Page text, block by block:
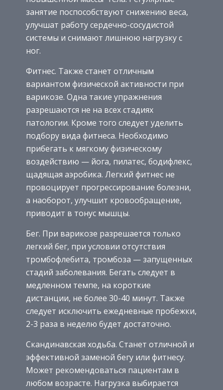
занятие поспособствуют снижению веса,
улучшат работу сердечно-сосудистой
системы и снимают лишнюю нагрузку с
ног.
Фитнес. Также станет отличным
вариантом физической активности при
варикозе. Одна такие упражнения
разрешаются не на всех стадиях
патологии. Кроме того следует уделить
подбору вида фитнеса. Необходимо
прибегать к мягкому физическому
воздействию — йога, пилатес, бодифлекс,
щадящая аэробика. Легкий фитнес не
провоцирует прогрессирование болезни,
а наоборот, улучшит кровообращение,
приводит в тонус мышцы.
Бег. При варикозе разрешается только
легкий бег, при условии отсутствия
тромбофлебита, тромбоза — запущенных
стадий заболевания. Бегать следует в
медленном темпе, на короткие
дистанции, не более 30-40 минут. Также
следует исключить ежедневные пробежки,
2-3 раза в неделю будет достаточно.
Скандинавская ходьба. Станет отличной и
эффективной заменой бегу или фитнесу.
Может рекомендоваться пациентам в
любом возрасте. Нагрузка выбирается